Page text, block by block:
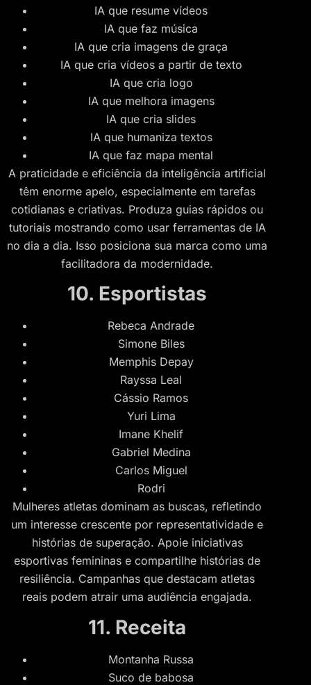
IA que resume vídeos
IA que faz música
IA que cria imagens de graça
IA que cria vídeos a partir de texto
IA que cria logo
IA que melhora imagens
IA que cria slides
IA que humaniza textos
IA que faz mapa mental
A praticidade e eficiência da inteligência artificial
têm enorme apelo, especialmente em tarefas
cotidianas e criativas. Produza guias rápidos ou
tutoriais mostrando como usar ferramentas de IA
no dia a dia. Isso posiciona sua marca como uma
facilitadora da modernidade.
10. Esportistas
Rebeca Andrade
Simone Biles
Memphis Depay
Rayssa Leal
Cássio Ramos
Yuri Lima
Imane Khelif
Gabriel Medina
Carlos Miguel
Rodri
Mulheres atletas dominam as buscas, refletindo
um interesse crescente por representatividade e
histórias de superação. Apoie iniciativas
esportivas femininas e compartilhe histórias de
resiliência. Campanhas que destacam atletas
reais podem atrair uma audiência engajada.
11. Receita
Montanha Russa
Suco de babosa